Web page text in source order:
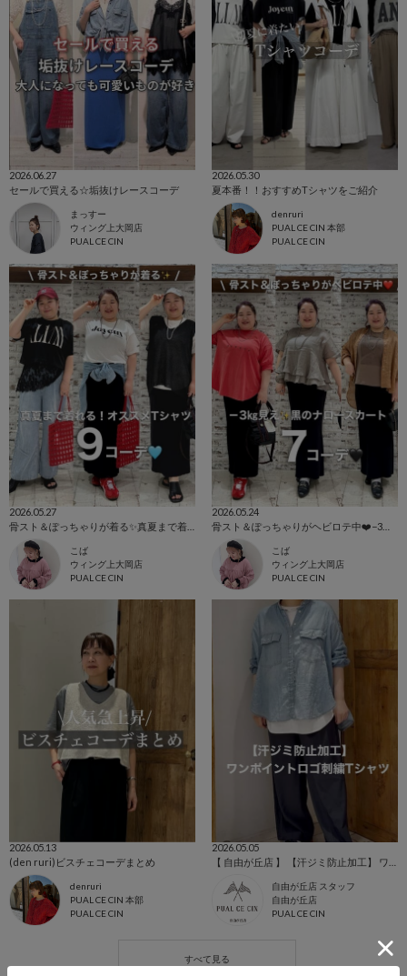
2026.06.27
セールで買える☆垢抜けレースコーデ
まっすー
ウィング上大岡店
PUAL CE CIN
2026.05.30
夏本番！！おすすめTシャツをご紹介
denruri
PUAL CE CIN 本部
PUAL CE CIN
2026.05.27
こば
ウィング上大岡店
PUAL CE CIN
2026.05.24
骨スト＆ぽっちゃりがヘビロテ中❤️−3㎏見え✨黒のナロースカート７コーデ🖤
こば
ウィング上大岡店
PUAL CE CIN
2026.05.13
(den ruri)ビスチェコーデまとめ
denruri
PUAL CE CIN 本部
PUAL CE CIN
2026.05.05
自由が丘店 スタッフ
自由が丘店
PUAL CE CIN